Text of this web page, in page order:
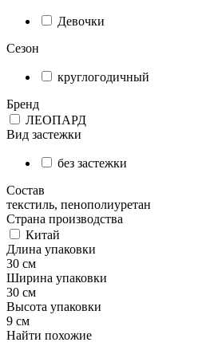
Девочки
Сезон
круглогодичный
Бренд
ЛЕОПАРД
Вид застежки
без застежки
Состав
текстиль, пенополиуретан
Страна производства
Китай
Длина упаковки
30 см
Ширина упаковки
30 см
Высота упаковки
9 см
Найти похожие